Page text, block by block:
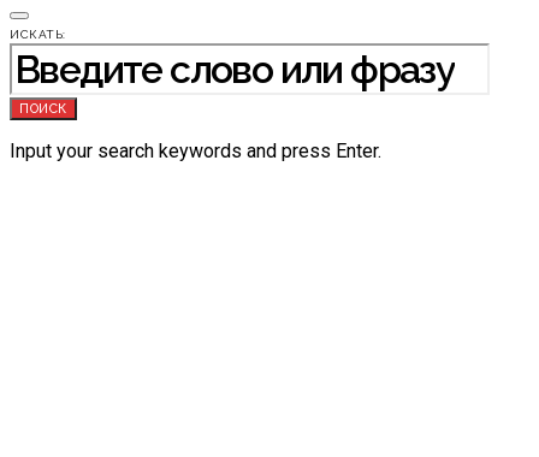
ИСКАТЬ:
ПОИСК
Input your search keywords and press Enter.